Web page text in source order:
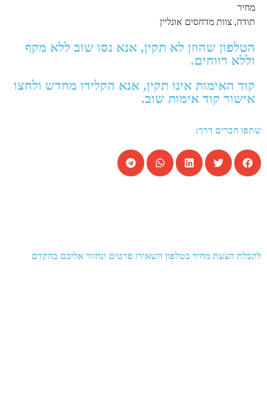
מחיר
תודה, צוות מדחסים אונליין
הטלפון שהוזן לא תקין, אנא נסו שוב ללא מקף
וללא רווחים.
קוד האימות אינו תקין, אנא הקלידו מחדש ולחצו
אישור קוד אימות שוב.
שתפו חברים דרך:
לקבלת הצעת מחיר בטלפון השאירו פרטים ונחזור אליכם בהקדם